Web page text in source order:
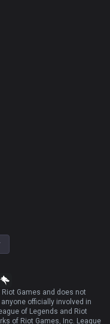
Riot Games and does not
officially involved in
of Legends and Riot
of Riot Games, Inc. League